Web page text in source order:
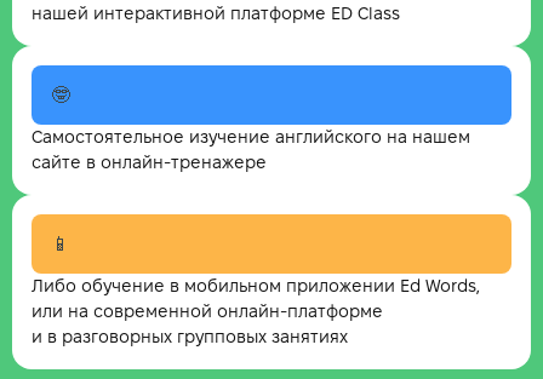
нашей интерактивной платформе ED Class
🤓
Самостоятельное изучение английского на нашем
сайте в онлайн-тренажере
📱
Либо обучение в мобильном приложении Ed Words,
или на современной онлайн-платформе
и в разговорных групповых занятиях